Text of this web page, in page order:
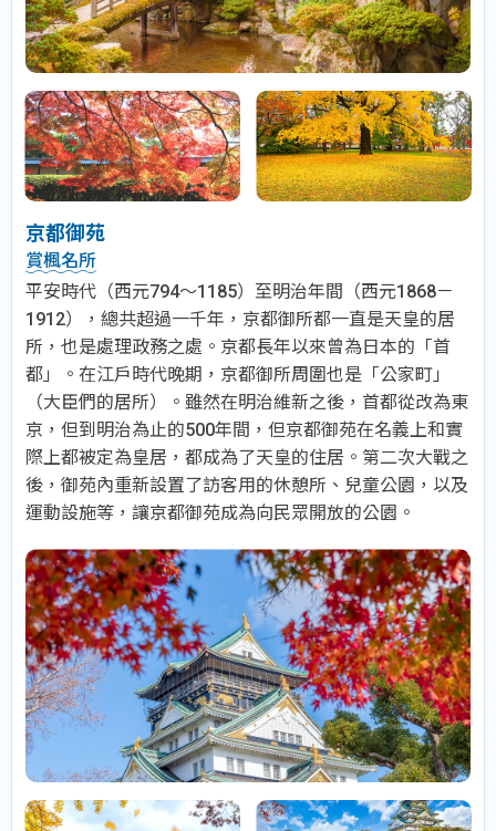
京都御苑
賞楓名所
平安時代（西元794～1185）至明治年間（西元1868－
1912），總共超過一千年，京都御所都一直是天皇的居
所，也是處理政務之處。京都長年以來曾為日本的「首
都」。在江戶時代晚期，京都御所周圍也是「公家町」
（大臣們的居所）。雖然在明治維新之後，首都從改為東
京，但到明治為止的500年間，但京都御苑在名義上和實
際上都被定為皇居，都成為了天皇的住居。第二次大戰之
後，御苑內重新設置了訪客用的休憩所、兒童公園，以及
運動設施等，讓京都御苑成為向民眾開放的公園。